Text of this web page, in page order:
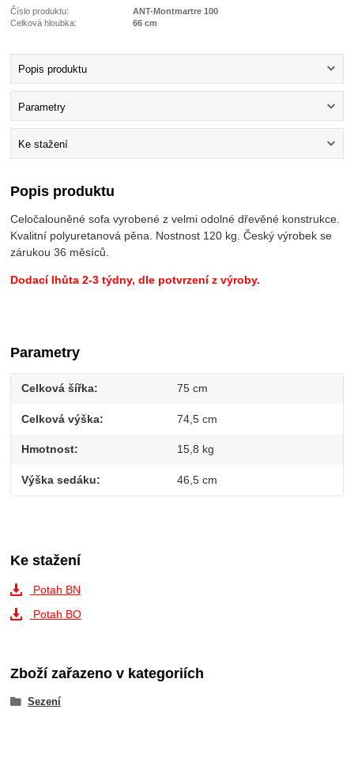
Číslo produktu:
ANT-Montmartre 100
Celková hloubka:
66 cm
Popis produktu
Parametry
Ke stažení
Popis produktu
Celočalouněné sofa vyrobené z velmi odolné dřevěné konstrukce.
Kvalitní polyuretanová pěna. Nostnost 120 kg. Český výrobek se
zárukou 36 měsíců.
Dodací lhůta 2-3 týdny, dle potvrzení z výroby.
Parametry
Celková šířka 75 cm
Celková výška 74,5 cm
Hmotnost 15,8 kg
Výška sedáku 46,5 cm
Ke stažení
Potah BN
Potah BO
Zboží zařazeno v kategoriích
Sezení